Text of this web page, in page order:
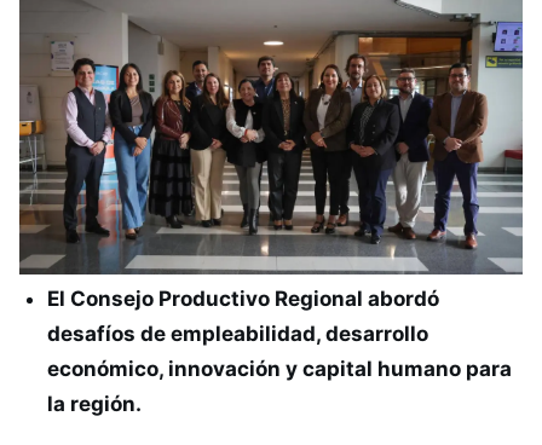
El Consejo Productivo Regional abordó
desafíos de empleabilidad, desarrollo
económico, innovación y capital humano para
la región.